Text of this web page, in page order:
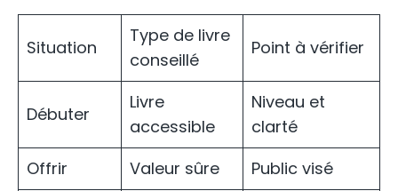
Situation
Type de livre
conseillé
Point à vérifier
Débuter
Livre
accessible
Niveau et
clarté
Offrir
Valeur sûre Public visé